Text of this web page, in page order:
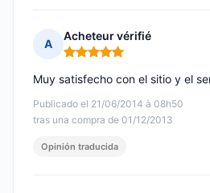
A
Acheteur vérifié
Nota: 5 de 5
Publicado el 21/06/2014 à 08h50
tras una compra de 01/12/2013
Muy satisfecho con el sitio y el
Opinión traducida